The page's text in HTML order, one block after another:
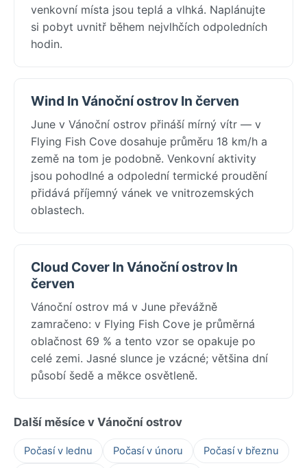
venkovní místa jsou teplá a vlhká. Naplánujte
si pobyt uvnitř během nejvlhčích odpoledních
hodin.
Wind In Vánoční ostrov In červen
June v Vánoční ostrov přináší mírný vítr — v
Flying Fish Cove dosahuje průměru 18 km/h a
země na tom je podobně. Venkovní aktivity
jsou pohodlné a odpolední termické proudění
přidává příjemný vánek ve vnitrozemských
oblastech.
Cloud Cover In Vánoční ostrov In
červen
Vánoční ostrov má v June převážně
zamračeno: v Flying Fish Cove je průměrná
oblačnost 69 % a tento vzor se opakuje po
celé zemi. Jasné slunce je vzácné; většina dní
působí šedě a měkce osvětleně.
Další měsíce v Vánoční ostrov
Počasí v lednu Počasí v únoru
Počasí v březnu